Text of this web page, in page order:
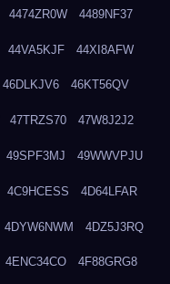
4474ZR0W 4489NF37
44VA5KJF 44XI8AFW
46DLKJV6 46KT56QV
47TRZS70 47W8J2J2
49SPF3MJ 49WWVPJU
4C9HCESS 4D64LFAR
4DYW6NWM 4DZ5J3RQ
4ENC34CO 4F88GRG8